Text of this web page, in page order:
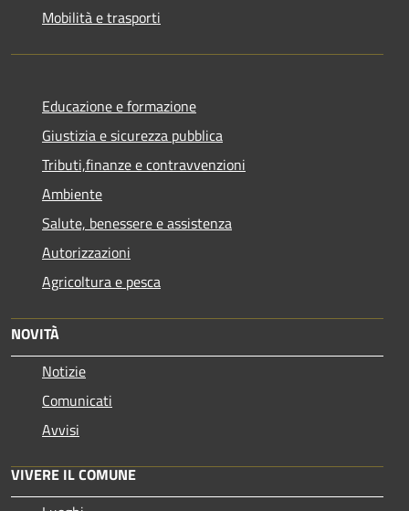
Mobilità e trasporti
Educazione e formazione
Giustizia e sicurezza pubblica
Tributi,finanze e contravvenzioni
Ambiente
Salute, benessere e assistenza
Autorizzazioni
Agricoltura e pesca
NOVITÀ
Notizie
Comunicati
Avvisi
VIVERE IL COMUNE